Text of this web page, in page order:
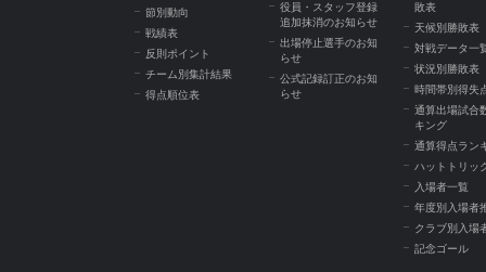
節別動向
戦績表
反則ポイント
チーム別集計結果
得点順位表
役員・スタッフ登録
追加抹消のお知らせ
出場停止選手のお知
らせ
公式記録訂正のお知
らせ
敗表
天候別勝敗表
対戦データ一
状況別勝敗表
時間帯別得失
通算出場試合
キング
通算得点ラン
ハットトリッ
入場者一覧
年度別入場者
クラブ別入場
記念ゴール